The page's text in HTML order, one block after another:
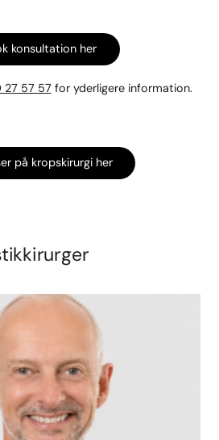
konsultation her
27 57 57for yderligere information.
på kropskirurgi her